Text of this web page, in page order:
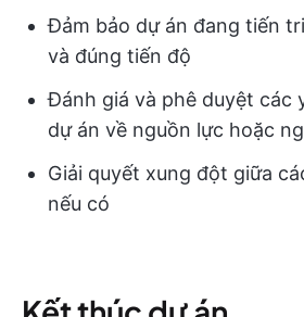
Đảm bảo dự án đang tiến
và đúng tiến độ
Đánh giá và phê duyệt các
dự án về nguồn lực hoặc
Giải quyết xung đột giữa
nếu có